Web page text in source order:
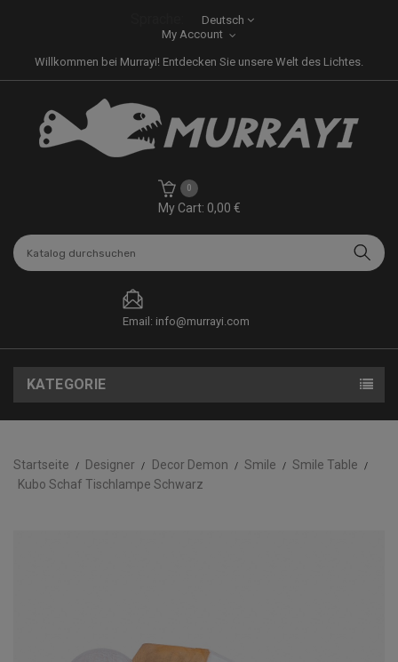
Deutsch
My Account
Willkommen bei Murrayi! Entdecken Sie unsere Welt des Lichtes.
My Cart: 0,00 €
0
Email: info@murrayi.com
KATEGORIE
Startseite Designer Decor Demon Smile
Smile Table
Kubo Schaf Tischlampe Schwarz